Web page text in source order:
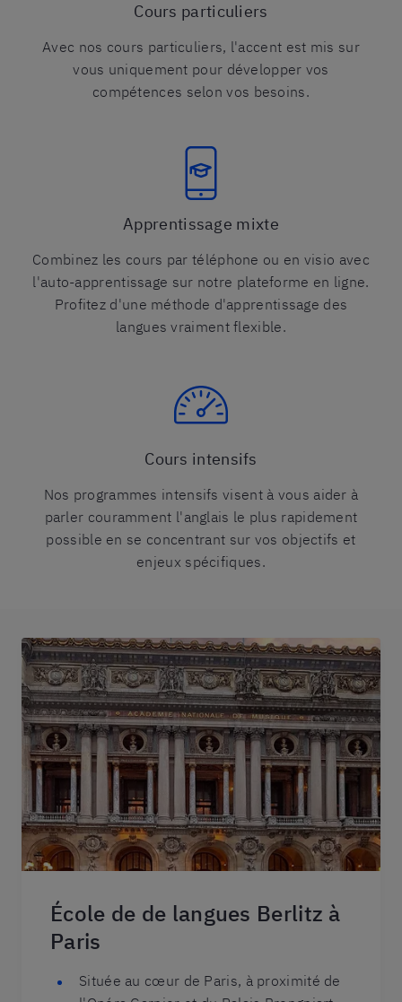
Cours particuliers
Avec nos cours particuliers, l'accent est mis sur
vous uniquement pour développer vos
compétences selon vos besoins.
Apprentissage mixte
Combinez les cours par téléphone ou en visio avec
l'auto-apprentissage sur notre plateforme en ligne.
Profitez d'une méthode d'apprentissage des
langues vraiment flexible.
Cours intensifs
Nos programmes intensifs visent à vous aider à
parler couramment l'anglais le plus rapidement
possible en se concentrant sur vos objectifs et
enjeux spécifiques.
École de de langues Berlitz à
Paris
Située au cœur de Paris, à proximité de